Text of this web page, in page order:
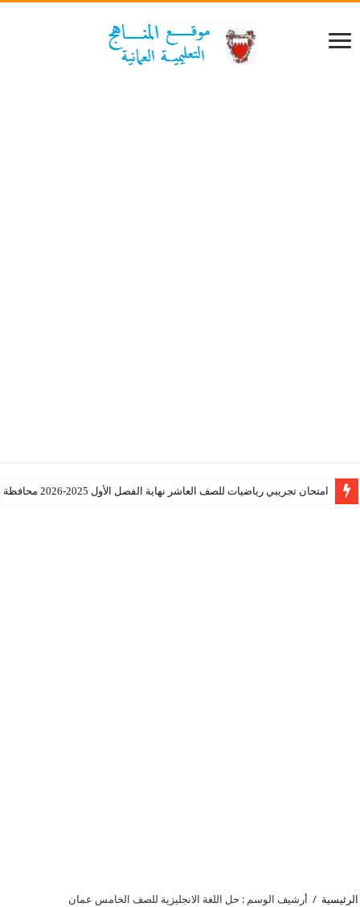
رياضيات للصف العاشر نهاية الفصل الأول 2025-2026 محافظة جنوب الشرقية
أرشيف الوسم : حل اللغة الانجليزية للصف الخامس عمان